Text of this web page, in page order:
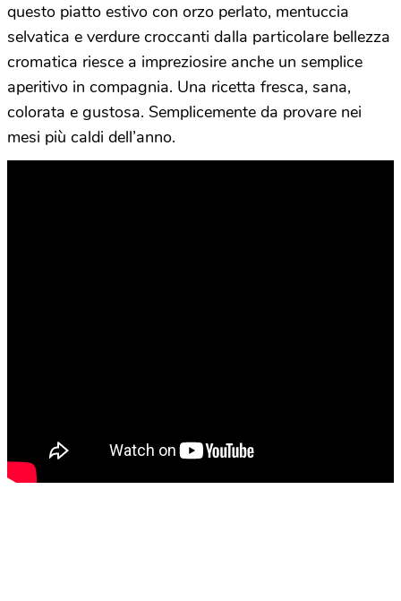
questo piatto estivo con orzo perlato, mentuccia
selvatica e verdure croccanti dalla particolare bellezza
cromatica riesce a impreziosire anche un semplice
aperitivo in compagnia. Una ricetta fresca, sana,
colorata e gustosa. Semplicemente da provare nei
mesi più caldi dell’anno.